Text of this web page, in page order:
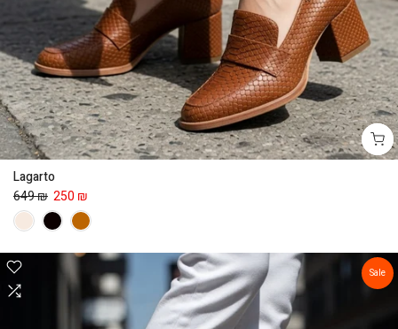
Lagarto
649 ₪ 250 ₪
Sale